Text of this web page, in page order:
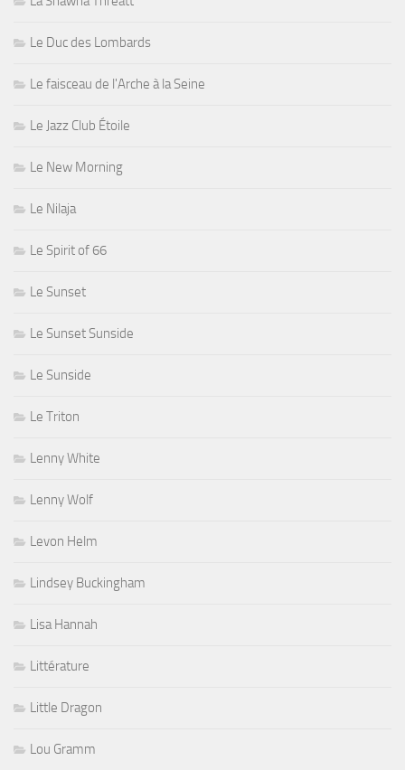
Le Duc des Lombards
Le faisceau de l'Arche à la Seine
Le Jazz Club Étoile
Le New Morning
Le Nilaja
Le Spirit of 66
Le Sunset
Le Sunset Sunside
Le Sunside
Le Triton
Lenny White
Lenny Wolf
Levon Helm
Lindsey Buckingham
Lisa Hannah
Littérature
Little Dragon
Lou Gramm